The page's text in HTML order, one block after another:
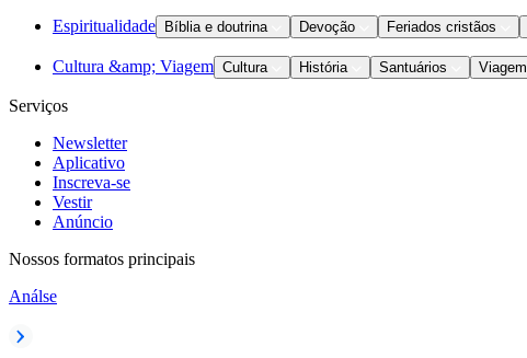
Espiritualidade Bíblia e doutrina Devoção Feriados cristãos
Cultura &amp; Viagem Cultura História Santuários Viagem
Serviços
Newsletter
Aplicativo
Inscreva-se
Vestir
Anúncio
Nossos formatos principais
Análse